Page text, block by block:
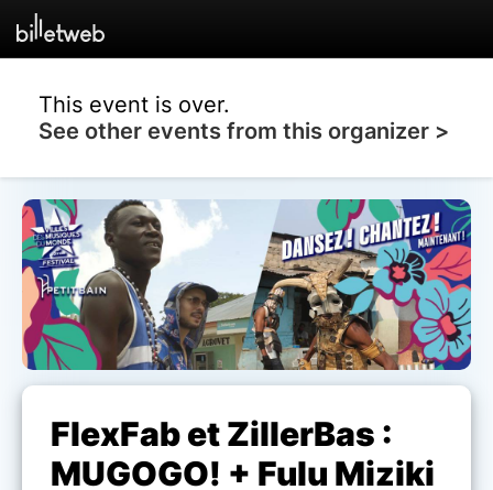
This event is over.
See other events from this organizer >
FlexFab et ZillerBas :
MUGOGO! + Fulu Miziki